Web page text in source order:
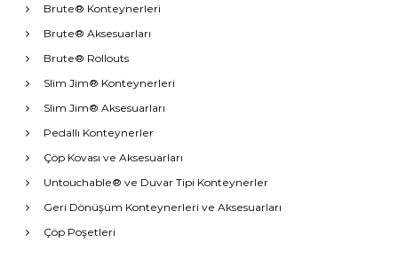
Brute® Konteynerleri
Brute® Aksesuarları
Brute® Rollouts
Slim Jim® Konteynerleri
Slim Jim® Aksesuarları
Pedallı Konteynerler
Çöp Kovası ve Aksesuarları
Untouchable® ve Duvar Tipi Konteynerler
Geri Dönüşüm Konteynerleri ve Aksesuarları
Çöp Poşetleri